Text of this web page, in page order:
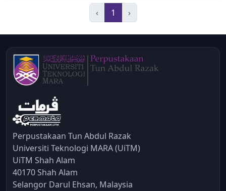
‹ 1 ›
Perpustakaan Tun Abdul Razak
Universiti Teknologi MARA (UiTM)
UiTM Shah Alam
40170 Shah Alam
Selangor Darul Ehsan, Malaysia